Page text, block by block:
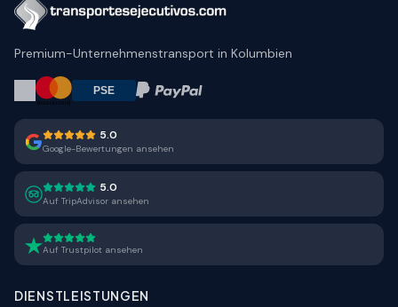
Premium-Unternehmenstransport in Kolumbien
5.0
Google-Bewertungen ansehen
5.0
Auf TripAdvisor ansehen
Auf Trustpilot ansehen
DIENSTLEISTUNGEN